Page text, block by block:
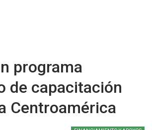
programa
de capacitación
Centroamérica